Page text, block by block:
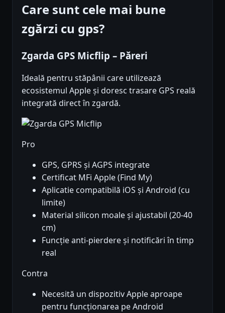
Care sunt cele mai bune
zgărzi cu gps?
Zgarda GPS Micflip – Păreri
Ideală pentru stăpânii care utilizează
ecosistemul Apple și doresc trasare GPS reală
integrată direct în zgardă.
Pro
GPS, GPRS și AGPS integrate
Certificat MFi Apple (Find My)
Aplicatie compatibilă iOS și Android (cu
limite)
Material silicon moale și ajustabil (20-40
cm)
Funcție anti-pierdere și notificări în timp
real
Contra
Necesită un dispozitiv Apple aproape
pentru funcționarea pe Android